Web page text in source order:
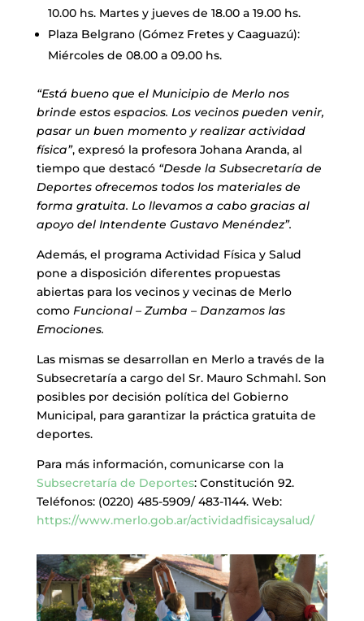
10.00 hs. Martes y jueves de 18.00 a 19.00 hs.
Plaza Belgrano (Gómez Fretes y Caaguazú):
Miércoles de 08.00 a 09.00 hs.
“Está bueno que el Municipio de Merlo nos
brinde estos espacios. Los vecinos pueden venir,
pasar un buen momento y realizar actividad
física”, expresó la profesora Johana Aranda, al
tiempo que destacó “Desde la Subsecretaría de
Deportes ofrecemos todos los materiales de
forma gratuita. Lo llevamos a cabo gracias al
apoyo del Intendente Gustavo Menéndez”.
Además, el programa Actividad Física y Salud
pone a disposición diferentes propuestas
abiertas para los vecinos y vecinas de Merlo
como Funcional – Zumba – Danzamos las
Emociones.
Las mismas se desarrollan en Merlo a través de la
Subsecretaría a cargo del Sr. Mauro Schmahl. Son
posibles por decisión política del Gobierno
Municipal, para garantizar la práctica gratuita de
deportes.
Para más información, comunicarse con la
Subsecretaría de Deportes: Constitución 92.
Teléfonos: (0220) 485-5909/ 483-1144. Web:
https://www.merlo.gob.ar/actividadfisicaysalud/